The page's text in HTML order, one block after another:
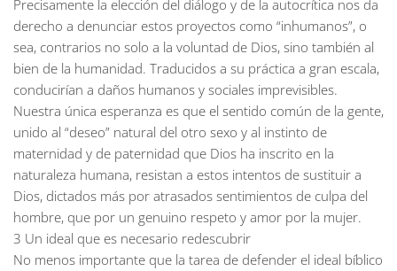
Precisamente la elección del diálogo y de la autocrítica nos da
derecho a denunciar estos proyectos como “inhumanos”, o
sea, contrarios no solo a la voluntad de Dios, sino también al
bien de la humanidad. Traducidos a su práctica a gran escala,
conducirían a daños humanos y sociales imprevisibles.
Nuestra única esperanza es que el sentido común de la gente,
unido al “deseo” natural del otro sexo y al instinto de
maternidad y de paternidad que Dios ha inscrito en la
naturaleza humana, resistan a estos intentos de sustituir a
Dios, dictados más por atrasados sentimientos de culpa del
hombre, que por un genuino respeto y amor por la mujer.
3 Un ideal que es necesario redescubrir
No menos importante que la tarea de defender el ideal bíblico